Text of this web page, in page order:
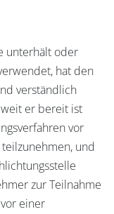
unterhält oder
hat den
verständlich
er bereit ist
vor
und
zur Teilnahme
einer